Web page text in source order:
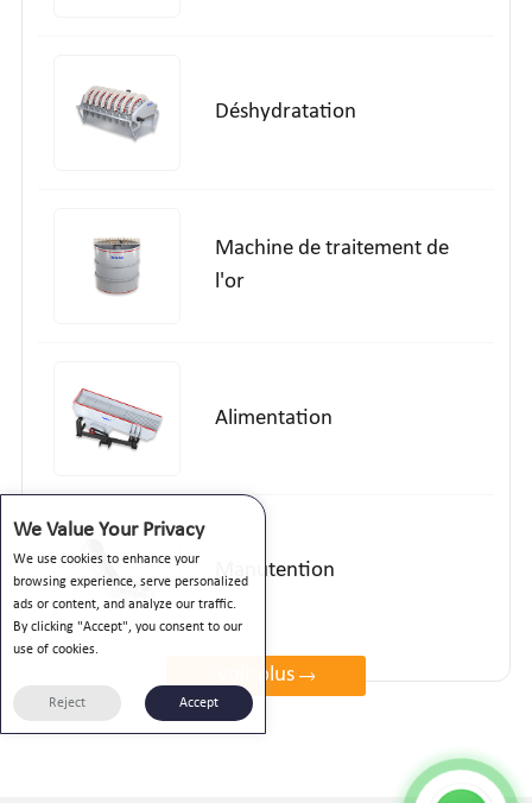
Déshydratation
Machine de traitement de
l'or
Alimentation
Manutention
voir plus
We Value Your Privacy
We use cookies to enhance your
browsing experience, serve personalized
ads or content, and analyze our traffic.
By clicking "Accept", you consent to our
use of cookies.
Reject Accept